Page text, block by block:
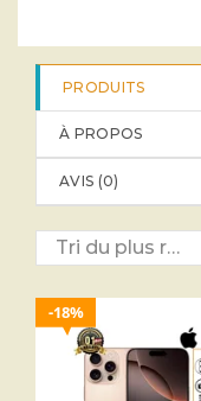
PRODUITS
À PROPOS
AVIS (0)
18%